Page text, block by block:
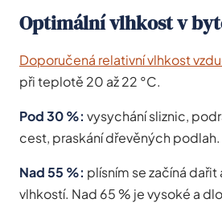
Optimální vlhkost v
Doporučená relativní vlhkost
při teplotě 20 až 22 °C.
Pod 30 %: vysychání sliznic,
cest, praskání dřevěných podlah.
Nad 55 %: plísním se začíná dařit
vlhkostí. Nad 65 % je vysoké a